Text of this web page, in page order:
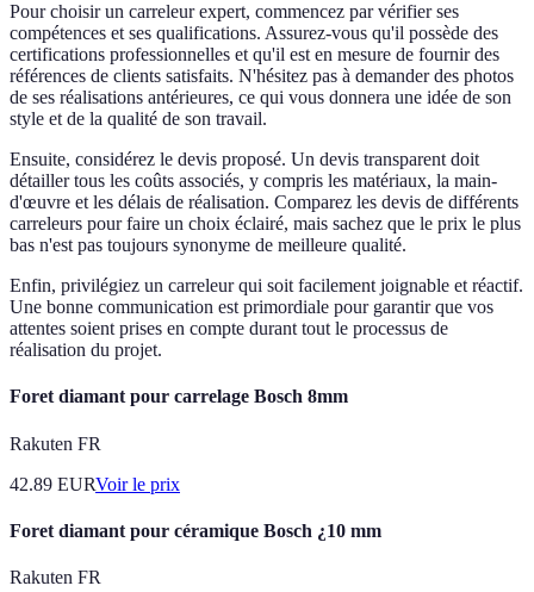
Pour choisir un carreleur expert, commencez par vérifier ses
compétences et ses qualifications. Assurez-vous qu'il possède des
certifications professionnelles et qu'il est en mesure de fournir des
références de clients satisfaits. N'hésitez pas à demander des photos
de ses réalisations antérieures, ce qui vous donnera une idée de son
style et de la qualité de son travail.
Ensuite, considérez le devis proposé. Un devis transparent doit
détailler tous les coûts associés, y compris les matériaux, la main-
d'œuvre et les délais de réalisation. Comparez les devis de différents
carreleurs pour faire un choix éclairé, mais sachez que le prix le plus
bas n'est pas toujours synonyme de meilleure qualité.
Enfin, privilégiez un carreleur qui soit facilement joignable et réactif.
Une bonne communication est primordiale pour garantir que vos
attentes soient prises en compte durant tout le processus de
réalisation du projet.
Foret diamant pour carrelage Bosch 8mm
Rakuten FR
42.89 EURVoir le prix
Foret diamant pour céramique Bosch ¿10 mm
Rakuten FR